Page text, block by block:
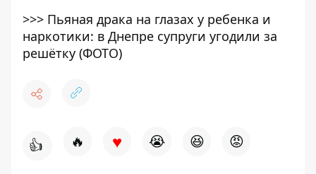
>>> Пьяная драка на глазах у ребенка и
наркотики: в Днепре супруги угодили за
решётку (ФОТО)
👍 🔥 ♥ 😭 😆 😡